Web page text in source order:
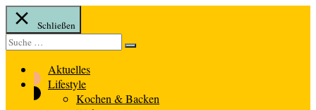
Schließen
Suche
nach:
Suche
Aktuelles
Lifestyle
Kochen & Backen